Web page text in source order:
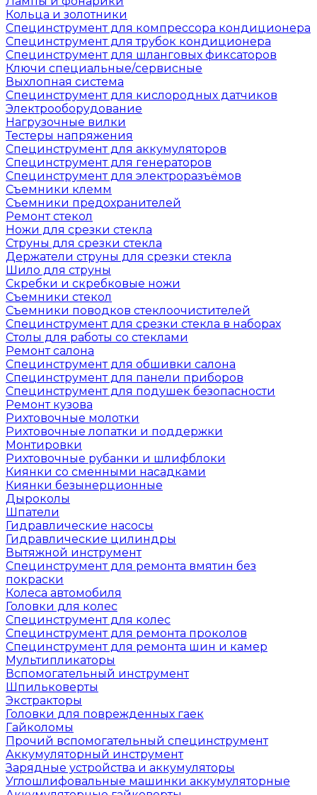
Кольца и золотники
Специнструмент для компрессора кондиционера
Специнструмент для трубок кондиционера
Специнструмент для шланговых фиксаторов
Ключи специальные/сервисные
Выхлопная система
Специнструмент для кислородных датчиков
Электрооборудование
Нагрузочные вилки
Тестеры напряжения
Специнструмент для аккумуляторов
Специнструмент для генераторов
Специнструмент для электроразъёмов
Съемники клемм
Съемники предохранителей
Ремонт стекол
Ножи для срезки стекла
Струны для срезки стекла
Держатели струны для срезки стекла
Шило для струны
Скребки и скребковые ножи
Съемники стекол
Съемники поводков стеклоочистителей
Специнструмент для срезки стекла в наборах
Столы для работы со стеклами
Ремонт салона
Специнструмент для обшивки салона
Специнструмент для панели приборов
Специнструмент для подушек безопасности
Ремонт кузова
Рихтовочные молотки
Рихтовочные лопатки и поддержки
Монтировки
Рихтовочные рубанки и шлифблоки
Киянки со сменными насадками
Киянки безынерционные
Дыроколы
Шпатели
Гидравлические насосы
Гидравлические цилиндры
Вытяжной инструмент
Специнструмент для ремонта вмятин без
покраски
Колеса автомобиля
Головки для колес
Специнструмент для колес
Специнструмент для ремонта проколов
Специнструмент для ремонта шин и камер
Мультипликаторы
Вспомогательный инструмент
Шпильковерты
Экстракторы
Головки для поврежденных гаек
Гайколомы
Прочий вспомогательный специнструмент
Аккумуляторный инструмент
Зарядные устройства и аккумуляторы
Углошлифовальные машинки аккумуляторные